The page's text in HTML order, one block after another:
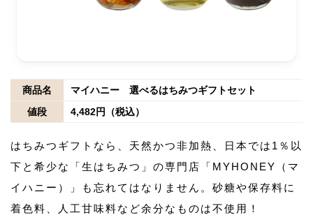
商品名
マイハニー 選べるはちみつギフトセット
値段
4,482円（税込）
はちみつギフトなら、天然かつ非加熱、日本では1％以
下と希少な「生はちみつ」の専門店「MYHONEY（マ
イハニー）」も忘れてはなりません。砂糖や保存料に
着色料、人工甘味料など余分なものは不使用！